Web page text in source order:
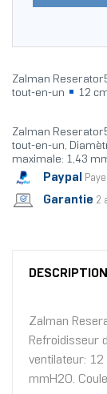
Zalman Reserator5
tout-en-un
12
Zalman
tout-en-un,
maximale: 1,43
Paypal
Garantie 2
DESCRIPTION
Zalman
Refroidisseur
ventilateur: 12
mmH2O.